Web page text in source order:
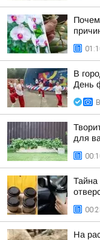
В
День
для
На